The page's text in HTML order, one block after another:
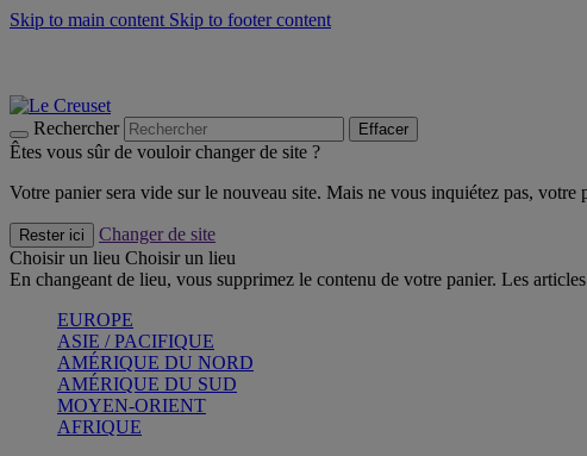
Skip to main content Skip to footer content
Rechercher Effacer
Êtes vous sûr de vouloir changer de site ?
Votre panier sera vide sur le nouveau site. Mais ne vous inquiétez pas, votre
Rester ici
Changer de site
Choisir un lieu Choisir un lieu
En changeant de lieu, vous supprimez le contenu de votre panier. Les
EUROPE
ASIE / PACIFIQUE
AMÉRIQUE DU NORD
AMÉRIQUE DU SUD
MOYEN-ORIENT
AFRIQUE